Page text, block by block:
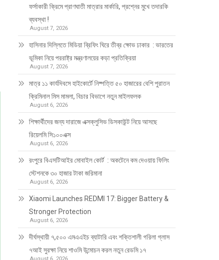
ফর্সাকারী ক্রিমে প্রাণঘাতী মাত্রার মার্কারি, প্রশ্নের মুখে তদারকি
ব্যবস্থা !
August 7, 2026
হাসিনার দিল্লিতে মিডিয়া ব্রিফিং ঘিরে তীব্র ক্ষোভ ঢাকার : ভারতের
ভূমিকা নিয়ে পররাষ্ট্র মন্ত্রণালয়ের কড়া প্রতিক্রিয়া
August 7, 2026
মাত্র ১১ কার্যদিবসে হাইকোর্টে নিষ্পত্তি ৫০ হাজারের বেশি পুরাতন
ক্রিমিনাল মিস মামলা, বিচার বিভাগে নতুন মাইলফলক
August 6, 2026
শিক্ষার্থীদের জন্য দারাজে এক্সক্লুসিভ ডিসকাউন্ট নিয়ে আসছে
রিয়েলমি সি১০০এক্স
August 6, 2026
রংপুরে বিএসটিআইর মোবাইল কোর্ট : অকটেনে কম দেওয়ায় ফিলিং
স্টেশনকে ৩০ হাজার টাকা জরিমানা
August 6, 2026
Xiaomi Launches REDMI 17: Bigger Battery &
Stronger Protection
August 6, 2026
দীর্ঘস্থায়ী ৭,৫০০ এমএএইচ ব্যাটারি এবং শক্তিশালী গরিলা গ্লাস
৭আই সুরক্ষা নিয়ে শাওমি উন্মোচন করল নতুন রেডমি ১৭